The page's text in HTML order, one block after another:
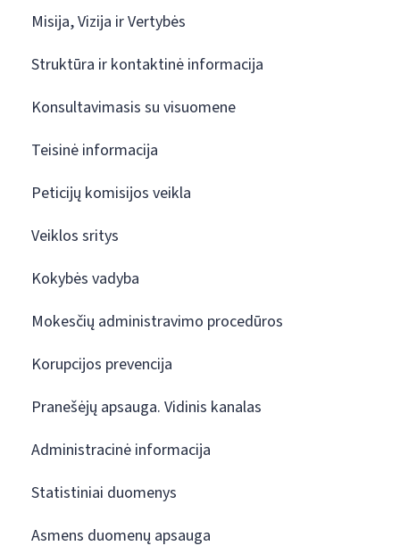
Misija, Vizija ir Vertybės
Struktūra ir kontaktinė informacija
Konsultavimasis su visuomene
Teisinė informacija
Peticijų komisijos veikla
Veiklos sritys
Kokybės vadyba
Mokesčių administravimo procedūros
Korupcijos prevencija
Pranešėjų apsauga. Vidinis kanalas
Administracinė informacija
Statistiniai duomenys
Asmens duomenų apsauga